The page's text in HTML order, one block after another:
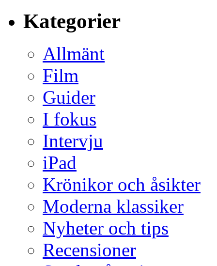
Kategorier
Allmänt
Film
Guider
I fokus
Intervju
iPad
Krönikor och åsikter
Moderna klassiker
Nyheter och tips
Recensioner